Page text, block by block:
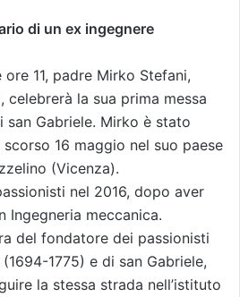
di un ex ingegnere
11, padre Mirko Stefani,
celebrerà la sua prima messa
san Gabriele. Mirko è stato
16 maggio nel suo paese
(Vicenza).
nel 2016, dopo aver
Ingegneria meccanica.
del fondatore dei passionisti
1775) e di san Gabriele,
la stessa strada nell’istituto